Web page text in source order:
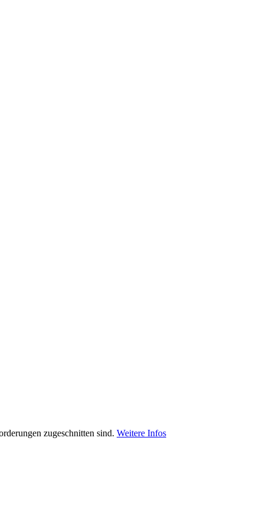
zugeschnitten sind. Weitere Infos